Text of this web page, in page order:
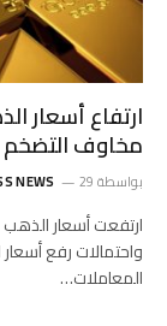
مخاوف التضخم
بواسطة NEWS 29 مايو، 2026
ارتفعت أسعار
واحتمالات رفع
المعاملات…